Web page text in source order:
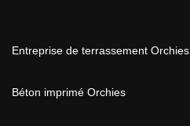
Entreprise de terrassement Orchies
Béton imprimé Orchies